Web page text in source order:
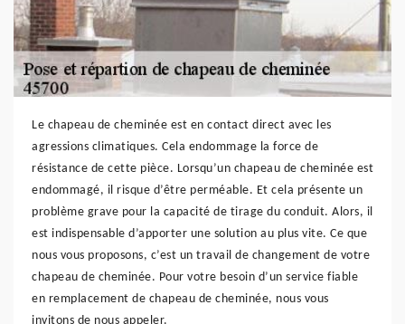
Le chapeau de cheminée est en contact direct avec les
agressions climatiques. Cela endommage la force de
résistance de cette pièce. Lorsqu’un chapeau de cheminée est
endommagé, il risque d’être perméable. Et cela présente un
problème grave pour la capacité de tirage du conduit. Alors, il
est indispensable d’apporter une solution au plus vite. Ce que
nous vous proposons, c’est un travail de changement de votre
chapeau de cheminée. Pour votre besoin d’un service fiable
en remplacement de chapeau de cheminée, nous vous
invitons de nous appeler.